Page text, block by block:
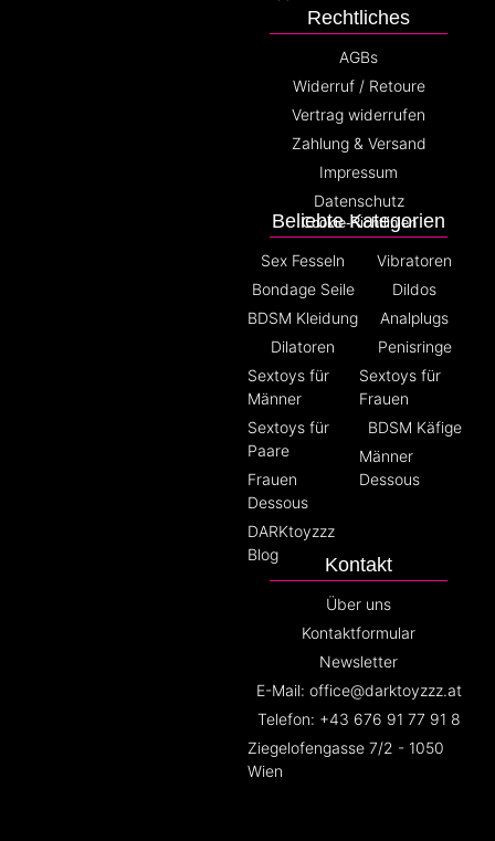
Beliebte Kategorien
Sex Fesseln
Bondage Seile
BDSM Kleidung
Dilatoren
Sextoys für
Männer
Sextoys für
Paare
Frauen
Dessous
DARKtoyzzz
Blog
Vibratoren
Dildos
Analplugs
Penisringe
Sextoys für
Frauen
BDSM Käfige
Männer
Dessous
Rechtliches
AGBs
Widerruf / Retoure
Vertrag widerrufen
Zahlung & Versand
Impressum
Datenschutz
Cookie-Richtlinien
Kontakt
Über uns
Kontaktformular
Newsletter
E-Mail: office@darktoyzzz.at
Telefon: +43 676 91 77 91 8
Ziegelofengasse 7/2 - 1050
Wien